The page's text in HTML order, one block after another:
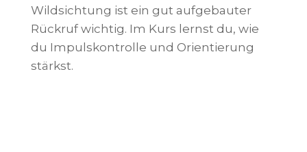
Wildsichtung ist ein gut aufgebauter
Rückruf wichtig. Im Kurs lernst du, wie
du Impulskontrolle und Orientierung
stärkst.